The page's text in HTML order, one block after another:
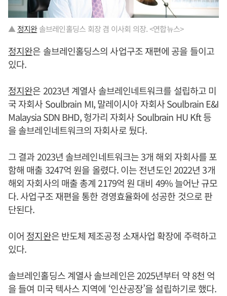
▲ 정지완솔브레인홀딩스 회장 겸 이사회 의장. <연합뉴스>
정지완은 솔브레인홀딩스의 사업구조 재편에 공을 들이고
있다.
정지완은 2023년 계열사 솔브레인네트워크를 설립하고 미
국 자회사 Soulbrain MI, 말레이시아 자회사 Soulbrain E&I
Malaysia SDN BHD, 헝가리 자회사 Soulbrain HU Kft 등
을 솔브레인네트워크의 자회사로 뒀다.
그 결과 2023년 솔브레인네트워크는 3개 해외 자회사를 포
함해 매출 3247억 원을 올렸다. 이는 전년도인 2022년 3개
해외 자회사의 매출 총계 2179억 원 대비 49% 늘어난 규모
다. 사업구조 재편을 통한 경영효율화에 성공한 것으로 판
단된다.
이어 정지완은 반도체 제조공정 소재사업 확장에 주력하고
있다.
솔브레인홀딩스 계열사 솔브레인은 2025년부터 약 8천 억
을 들여 미국 텍사스 지역에 ‘인산공장’을 설립하기로 했다.